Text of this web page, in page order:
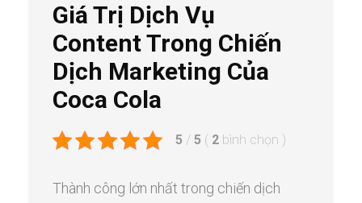
Giá Trị Dịch Vụ
Content Trong Chiến
Dịch Marketing Của
Coca Cola
5 / 5 ( 2 bình chọn)
Thành công lớn nhất trong chiến dịch